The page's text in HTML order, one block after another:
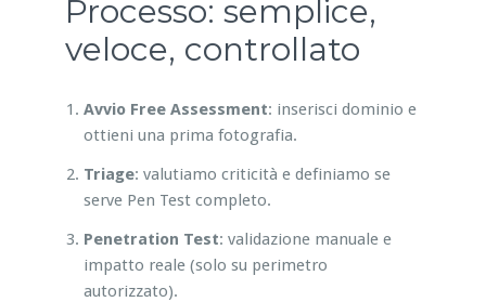
Processo: semplice,
veloce, controllato
Avvio Free Assessment: inserisci dominio e
ottieni una prima fotografia.
Triage: valutiamo criticità e definiamo se
serve Pen Test completo.
Penetration Test: validazione manuale e
impatto reale (solo su perimetro
autorizzato).